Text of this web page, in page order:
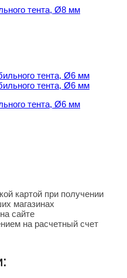
тента, Ø8 мм
тента, Ø6 мм
тента, Ø6 мм
картой при получении
магазинах
сайте
на расчетный счет